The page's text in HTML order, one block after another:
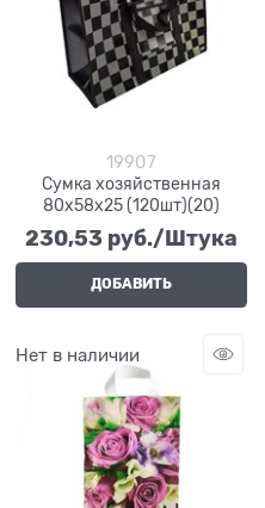
19907
Сумка хозяйственная
80х58х25 (120шт)(20)
230,53 руб./Штука
ДОБАВИТЬ
Нет в наличии